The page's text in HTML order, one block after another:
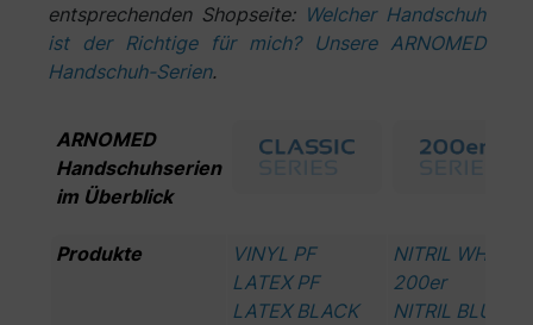
entsprechenden Shopseite: Welcher Handschuh
ist der Richtige für mich? Unsere ARNOMED
Handschuh-Serien.
ARNOMED
Handschuhserien
im Überblick
Produkte
VINYL PF
LATEX PF
LATEX BLACK
NITRIL WHITE
200er
NITRIL BLUE